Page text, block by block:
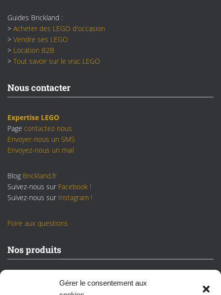
Gérer le consentement aux
Guides Brickland :
> Acheter des LEGO d'occasion
> Vendre ses LEGO
> Location B2B
> Tout savoir sur le vrac LEGO
Nous contacter
Expertise LEGO
Page contactez-nous
Envoyer-nous un SMS
Envoyez-nous un mail
Blog Brickland.fr
Suivez-nous sur Facebook !
Suivez-nous sur Instagram !
Foire aux questions
Nos produits
Sets LEGO neufs/scellés
Sets LEGO reconditionnés